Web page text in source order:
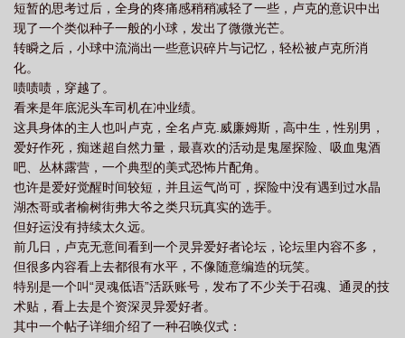
短暂的思考过后，全身的疼痛感稍稍减轻了一些，卢克的意识中出
现了一个类似种子一般的小球，发出了微微光芒。
转瞬之后，小球中流淌出一些意识碎片与记忆，轻松被卢克所消
化。
啧啧啧，穿越了。
看来是年底泥头车司机在冲业绩。
这具身体的主人也叫卢克，全名卢克.威廉姆斯，高中生，性别男，
爱好作死，痴迷超自然力量，最喜欢的活动是鬼屋探险、吸血鬼酒
吧、丛林露营，一个典型的美式恐怖片配角。
也许是爱好觉醒时间较短，并且运气尚可，探险中没有遇到过水晶
湖杰哥或者榆树街弗大爷之类只玩真实的选手。
但好运没有持续太久远。
前几日，卢克无意间看到一个灵异爱好者论坛，论坛里内容不多，
但很多内容看上去都很有水平，不像随意编造的玩笑。
特别是一个叫“灵魂低语”活跃账号，发布了不少关于召魂、通灵的技
术贴，看上去是个资深灵异爱好者。
其中一个帖子详细介绍了一种召唤仪式：